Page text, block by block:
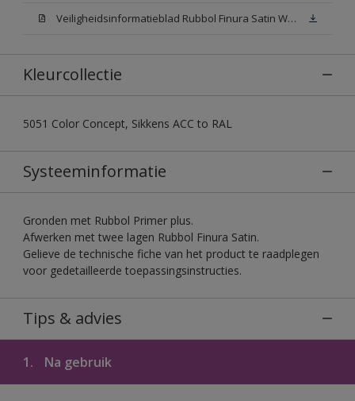
Veiligheidsinformatieblad Rubbol Finura Satin White (SDS)
Kleurcollectie
5051 Color Concept, Sikkens ACC to RAL
Systeeminformatie
Gronden met Rubbol Primer plus.
Afwerken met twee lagen Rubbol Finura Satin.
Gelieve de technische fiche van het product te raadplegen
voor gedetailleerde toepassingsinstructies.
Tips & advies
1. Na gebruik